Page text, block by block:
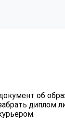
об
диплом